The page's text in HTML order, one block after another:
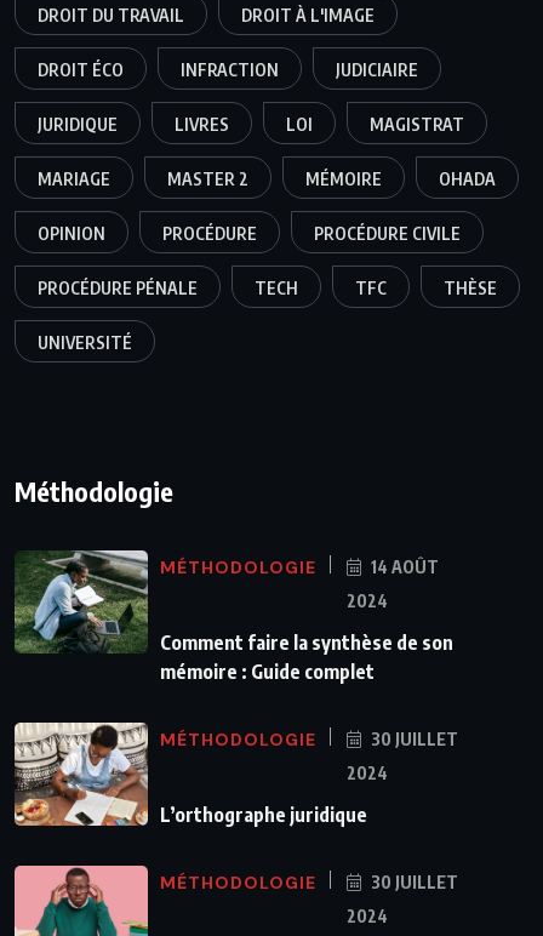
DROIT DU TRAVAIL DROIT À L'IMAGE
DROIT ÉCO INFRACTION JUDICIAIRE
JURIDIQUE LIVRES LOI MAGISTRAT
MARIAGE MASTER 2 MÉMOIRE OHADA
OPINION PROCÉDURE PROCÉDURE CIVILE
PROCÉDURE PÉNALE TECH TFC THÈSE
UNIVERSITÉ
Méthodologie
MÉTHODOLOGIE
14 AOÛT
2024
Comment faire la synthèse de son
mémoire : Guide complet
MÉTHODOLOGIE
30 JUILLET
2024
L’orthographe juridique
MÉTHODOLOGIE
30 JUILLET
2024